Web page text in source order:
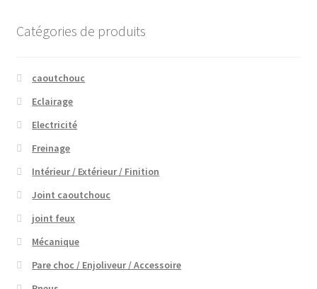
Catégories de produits
caoutchouc
Eclairage
Electricité
Freinage
Intérieur / Extérieur / Finition
Joint caoutchouc
joint feux
Mécanique
Pare choc / Enjoliveur / Accessoire